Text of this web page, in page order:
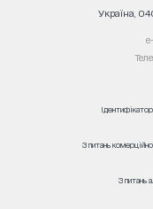
Україна,
З питань
З питань